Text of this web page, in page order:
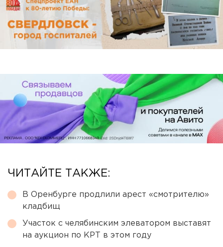
ЧИТАЙТЕ ТАКЖЕ:
В Оренбурге продлили арест «смотрителю»
кладбищ
Участок с челябинским элеватором выставят
на аукцион по КРТ в этом году